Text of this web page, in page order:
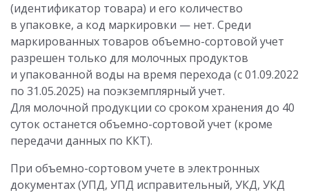
(идентификатор товара) и его количество
в упаковке, а код маркировки — нет. Среди
маркированных товаров объемно-сортовой учет
разрешен только для молочных продуктов
и упакованной воды на время перехода (с 01.09.2022
по 31.05.2025) на поэкземплярный учет.
Для молочной продукции со сроком хранения до 40
суток останется объемно-сортовой учет (кроме
передачи данных по ККТ).
При объемно-сортовом учете в электронных
документах (УПД, УПД исправительный, УКД, УКД